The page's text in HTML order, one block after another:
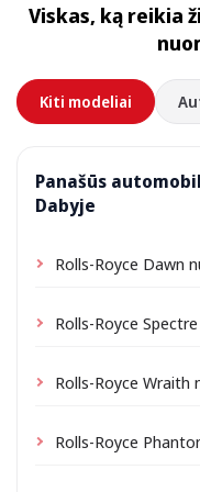
priklausomai nuo
pristatymo
Viskas, ką reikia
Kiti modeliai
Panašūs
Dabyje
Rolls-Royce Dawn
Rolls-Royce
Rolls-Royce Wraith
Rolls-Royce